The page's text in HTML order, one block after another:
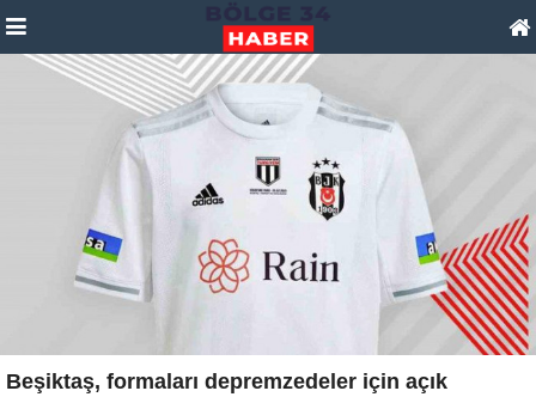
Beşiktaş, formaları depremzedeler için açık